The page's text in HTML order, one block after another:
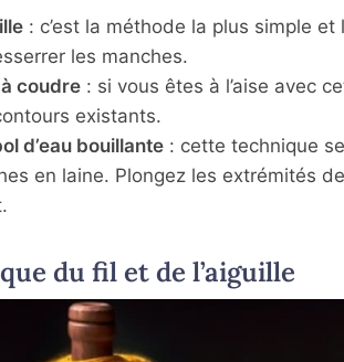
: c’est la méthode la plus simple
les manches.
coudre : si vous êtes à l’aise avec
existants.
d’eau bouillante : cette technique
en laine. Plongez les extrémités
du fil et de l’aiguille